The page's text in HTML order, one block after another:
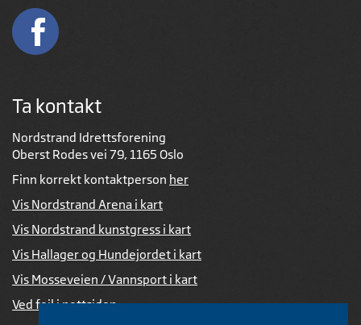
Ta kontakt
Nordstrand Idrettsforening
Oberst Rodes vei 79, 1165 Oslo
Finn korrekt kontaktperson her
Vis Nordstrand Arena i kart
Vis Nordstrand kunstgress i kart
Vis Hallager og Hundejordet i kart
Vis Mosseveien / Vannsport i kart
Ved feil i nettsiden